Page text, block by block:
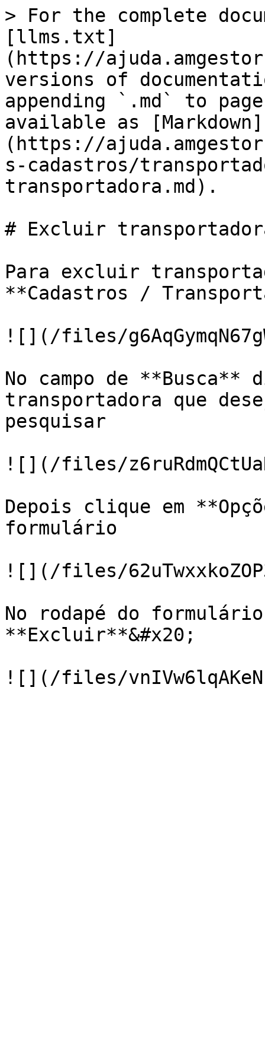
> For the complete
[llms.txt]
(https://
versions of
appending `.md` to
available as [Markdown]
(https://
s-cadastros/
transportadora.md).
# Excluir
Para excluir
**Cadastros /
![](/files/
No campo de **Busca**
transportadora que
pesquisar
![](/files/
Depois clique em
formulário
![](/files/
No rodapé do
**Excluir**&#x20;